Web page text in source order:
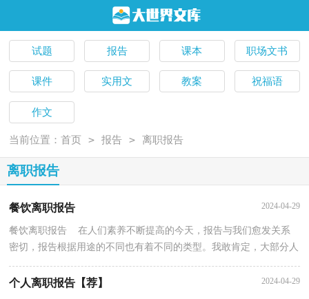
试题 报告 课本 职场文书
课件 实用文 教案 祝福语
作文
当前位置：首页 > 报告 > 离职报告
离职报告
餐饮离职报告 2024-04-29
餐饮离职报告 在人们素养不断提高的今天，报告与我们愈发关系
密切，报告根据用途的不同也有着不同的类型。我敢肯定，大部分人
都对写报告很是头疼的，下面是小编为大家收集的餐饮...
个人离职报告【荐】 2024-04-29